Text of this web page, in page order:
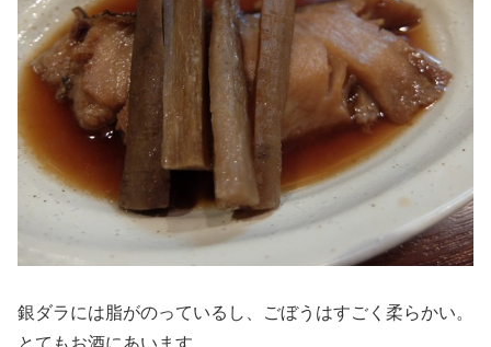
銀ダラには脂がのっているし、ごぼうはすごく柔らかい。